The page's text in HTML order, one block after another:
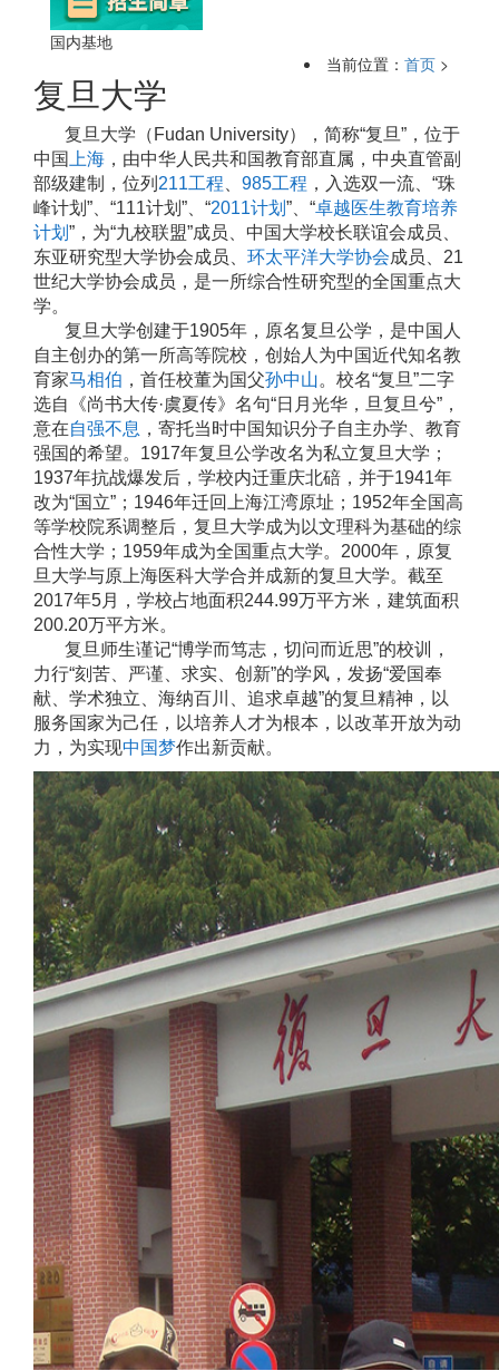
国内基地
当前位置： 首页 >
复旦大学
复旦大学（Fudan University），简称“复旦”，位于
中国
上海 ，由中华人民共和国教育部直属，中央直管副
部级建制，位列 211工程 985工程 ，入选双一流、“珠
峰计划”、“111计划”、“2011计划 ”、“卓越医生教育培养
计划 ”，为“九校联盟”成员、中国大学校长联谊会成员、
东亚研究型大学协会成员、 环太平洋大学协会成员、21
世纪大学协会成员，是一所综合性研究型的全国重点大
学。
复旦大学创建于1905年，原名复旦公学，是中国人
自主创办的第一所高等院校，创始人为中国近代知名教
育家马相伯 ，首任校董为国父孙中山。校名“复旦”二字
选自《尚书大传·虞夏传》名句“日月光华，旦复旦兮”，
意在自强不息 ，寄托当时中国知识分子自主办学、教育
强国的希望。1917年复旦公学改名为私立复旦大学；
1937年抗战爆发后，学校内迁重庆北碚，并于1941年
改为“国立”；1946年迁回上海江湾原址；1952年全国高
等学校院系调整后，复旦大学成为以文理科为基础的综
合性大学；1959年成为全国重点大学。2000年，原复
旦大学与原上海医科大学合并成新的复旦大学。截至
2017年5月，学校占地面积244.99万平方米，建筑面积
200.20万平方米。
复旦师生谨记“博学而笃志，切问而近思”的校训，
力行“刻苦、严谨、求实、创新”的学风，发扬“爱国奉
献、学术独立、海纳百川、追求卓越”的复旦精神，以
服务国家为己任，以培养人才为根本，以改革开放为动
力，为实现中国梦作出新贡献。